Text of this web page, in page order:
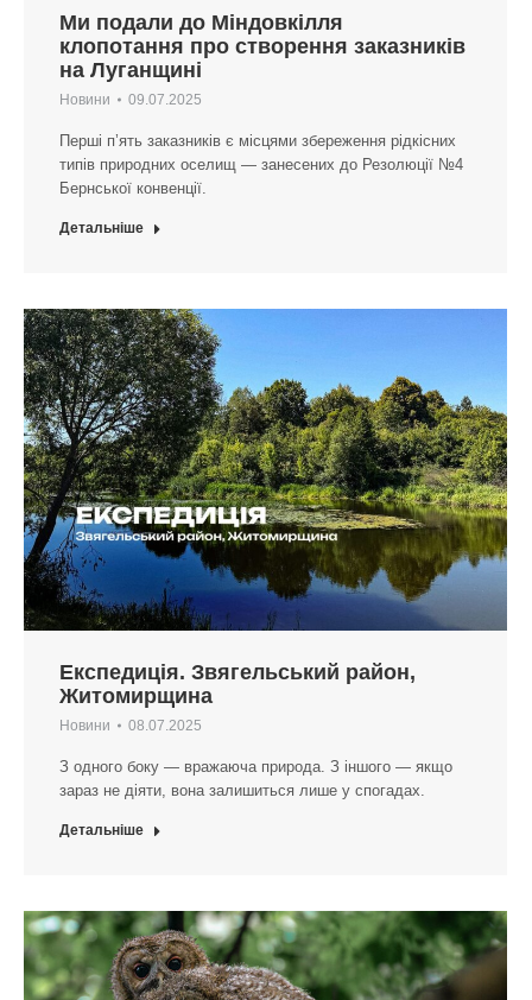
Ми подали до Міндовкілля
клопотання про створення заказників
на Луганщині
Новини 09.07.2025
Перші п’ять заказників є місцями збереження рідкісних
типів природних оселищ — занесених до Резолюції №4
Бернської конвенції.
Детальніше
Експедиція. Звягельський район,
Житомирщина
Новини 08.07.2025
З одного боку — вражаюча природа. З іншого — якщо
зараз не діяти, вона залишиться лише у спогадах.
Детальніше